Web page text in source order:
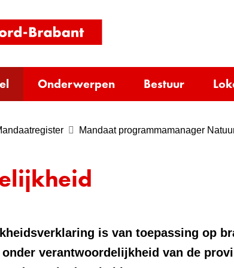
homepage)
Onderwerpen Bestuur
Mandaat programmamanager
is van toepassing op
verantwoordelijkheid van de